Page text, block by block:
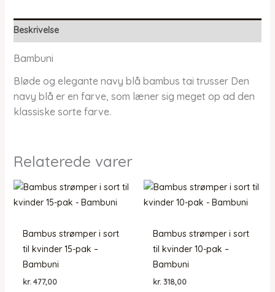
Beskrivelse
Bambuni
Bløde og elegante navy blå bambus tai trusser Den
navy blå er en farve, som læner sig meget op ad den
klassiske sorte farve.
Relaterede varer
Bambus strømper i sort
til kvinder 15-pak –
Bambuni
kr.477,00
Bambus strømper i sort
til kvinder 10-pak –
Bambuni
kr.318,00